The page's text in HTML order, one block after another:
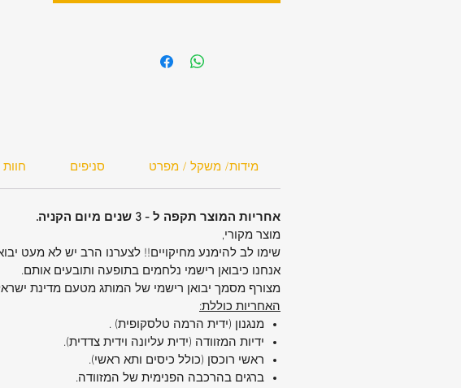
מפרט טכני מלא 📦
חומר:פוליפרופילן איכותי ודוחה מים
ידיות נשיאה: עליונה וצידית
נעילה: מנעול קומבינציה + TSA מקובע
תאים פנימיים:תא רוכסן + רצועות אלסטיות
תא חיצוני:
אחריות:5 שנים (אחריות בינלאומית)
עיצוב נוח – חוויית נסיעה אחרת
המזוודה כוללתידיות אחיזה משני הצדדים
שמאפשרות הרמה נוחה מכל כיוון.
העיצוב הארגונומינועד להקל עליכם בתפעול
סניפים מידות/ משקל / מפרט
אחריות המוצר תקפה ל - 3 שנים מיום הקניה.
מוצר מקורי,
שימו לב להימנע מחיקויים!! לצערנו הרב יש לא מעט
אנחנו כיבואן רישמי נלחמים בתופעה ותובעים אותם.
מצורף מסמך יבואן רישמי של המותג מטעם מדינת
האחריות כוללת:
מנגנון (ידית הרמה טלסקופית) .
ידיות המזוודה (ידית עליונה וידית צדדית).
ראשי רוכסן (כולל כיסים ותא ראשי).
ברגים בהרכבה הפנימית של המזוודה.